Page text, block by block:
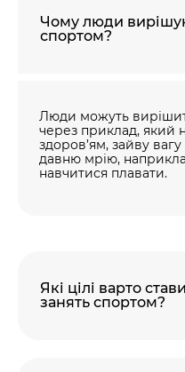
Чому люди
спортом?
Люди можуть
через приклад, який
здоров’ям, зайву
давню мрію,
навчитися плавати.
Які цілі варто
занять спортом?